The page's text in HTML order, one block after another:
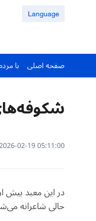
Language
صفحه اصلی با
05:11:00 2026-02-19
در این معبد
حالی شاعرانه